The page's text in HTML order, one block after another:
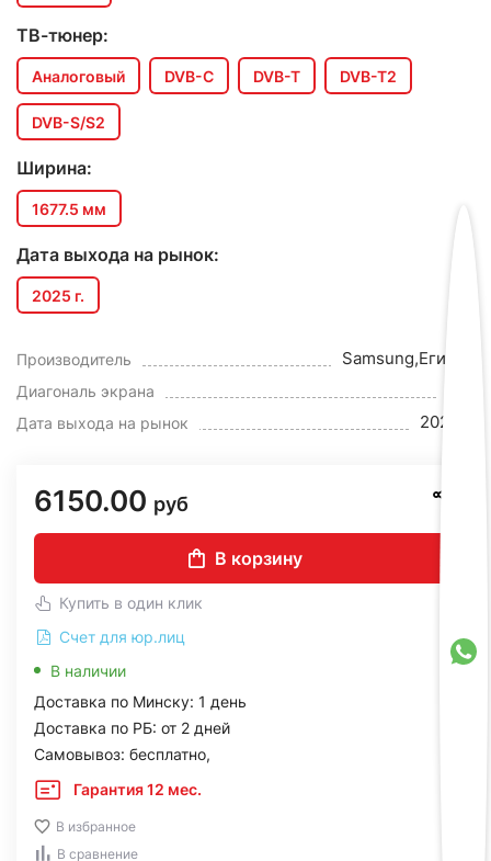
ТВ-тюнер:
Аналоговый DVB-C DVB-T DVB-T2
DVB-S/S2
Ширина:
1677.5 мм
Дата выхода на рынок:
2025 г.
Производитель Samsung,Египет
Диагональ экрана
Дата выхода на рынок 2025 г.
6150.00 руб
В корзину
Купить в один клик
Счет для юр.лиц
В наличии
Доставка по Минску: 1 день
Доставка по РБ: от 2 дней
Самовывоз: бесплатно,
Гарантия 12 мес.
В избранное
В сравнение